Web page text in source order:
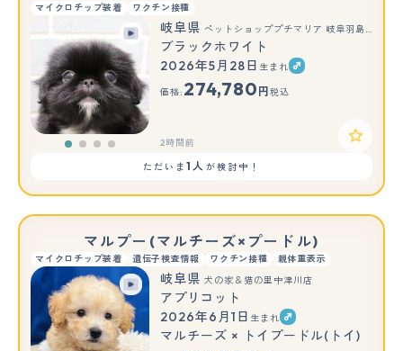
マイクロチップ装着 ワクチン接種
岐阜県 ペットショッププチマリア 岐阜羽島店
ブラックホワイト
2026年5月28日 生まれ
価格: 274,780 円 税込
2時間前
ただいま1人 が検討中！
マルプー(マルチーズ×プードル)
マイクロチップ装着 遺伝子検査情報 ワクチン接種 親体重表示
岐阜県 犬の家＆猫の里中津川店
アプリコット
2026年6月1日 生まれ
マルチーズ × トイプードル(トイ)